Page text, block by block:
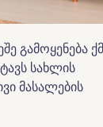
გამოყენება
სახლის
მასალების